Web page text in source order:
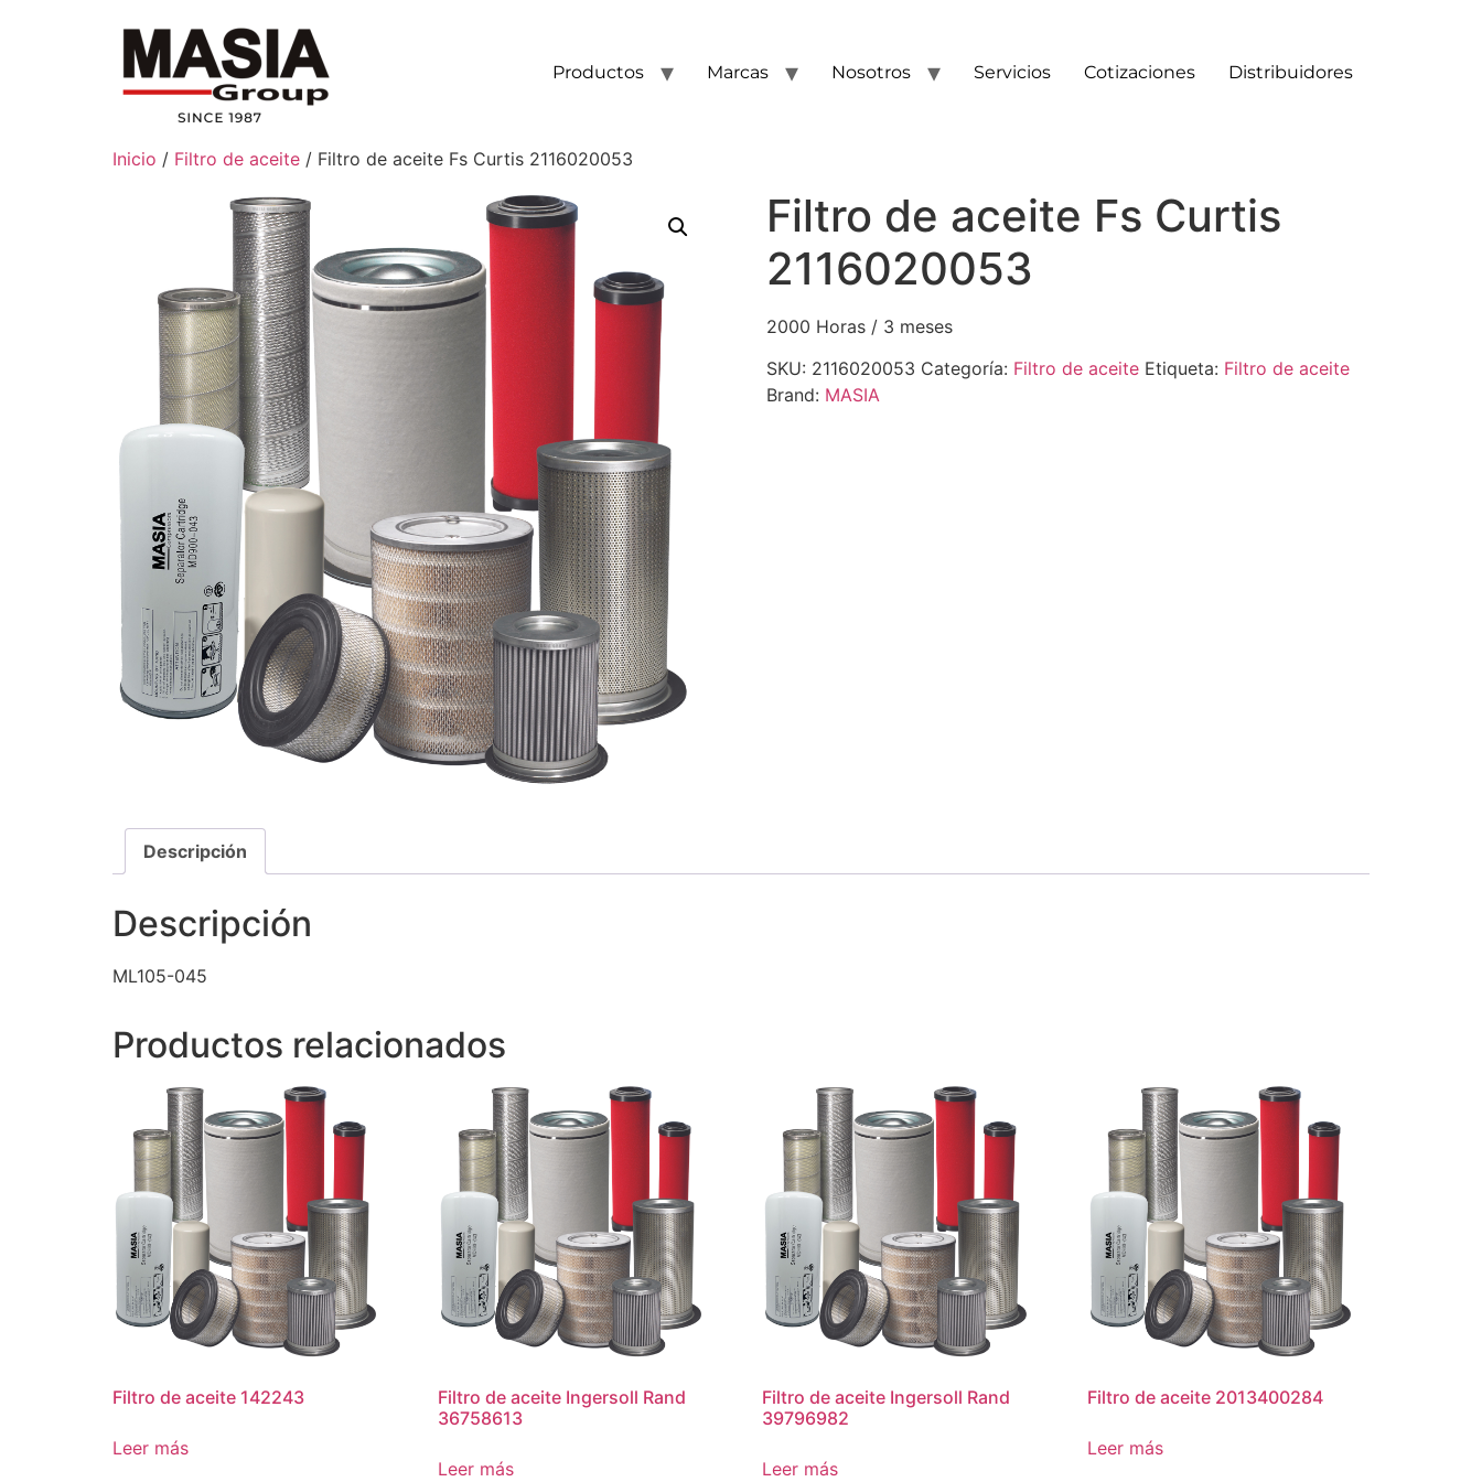
Productos Marcas Nosotros Servicios Cotizaciones Distribuidores
Inicio / Filtro de aceite / Filtro de aceite Fs Curtis 2116020053
Filtro de aceite Fs Curtis
2116020053
2000 Horas / 3 meses
SKU: 2116020053 Categoría: Filtro de aceite Etiqueta: Filtro de aceite
Brand: MASIA
Descripción
Descripción
ML105-045
Productos relacionados
Filtro de aceite 142243
Leer más
Filtro de aceite Ingersoll Rand
36758613
Leer más
Filtro de aceite Ingersoll Rand
39796982
Leer más
Filtro de aceite 2013400284
Leer más